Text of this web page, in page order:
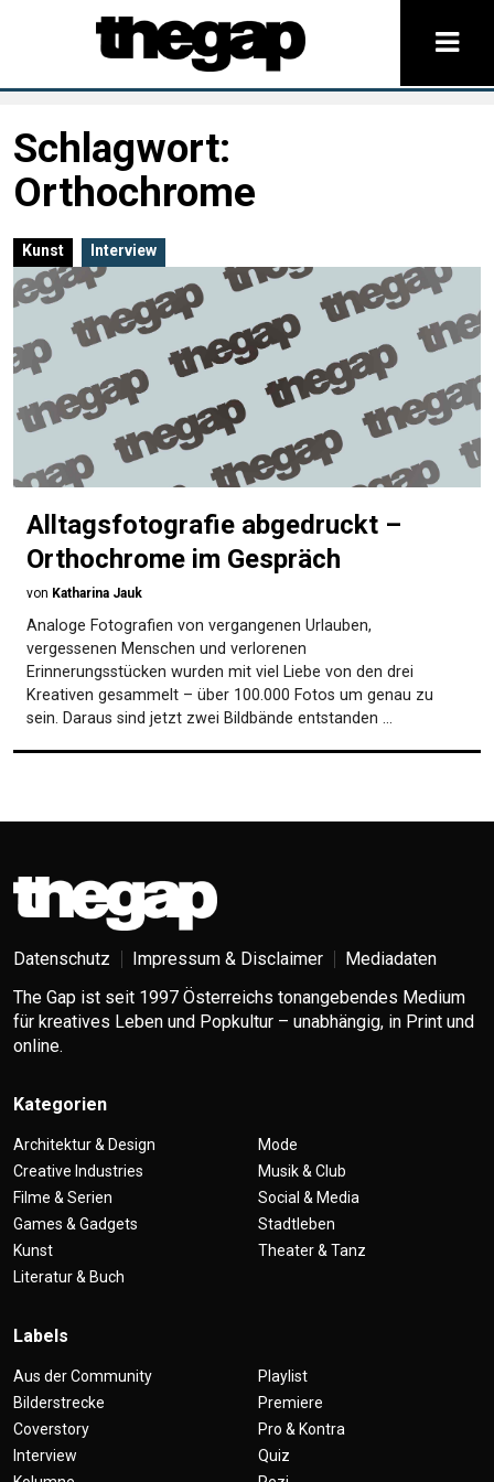
Schlagwort:
Orthochrome
Kunst Interview
Alltagsfotografie abgedruckt –
Orthochrome im Gespräch
von Katharina Jauk
Analoge Fotografien von vergangenen Urlauben,
vergessenen Menschen und verlorenen
Erinnerungsstücken wurden mit viel Liebe von den drei
Kreativen gesammelt – über 100.000 Fotos um genau zu
sein. Daraus sind jetzt zwei Bildbände entstanden …
Datenschutz Impressum & Disclaimer
Mediadaten
The Gap ist seit 1997 Österreichs tonangebendes Medium
für kreatives Leben und Popkultur – unabhängig, in Print und
online.
Kategorien
Architektur & Design
Creative Industries
Filme & Serien
Games & Gadgets
Kunst
Literatur & Buch
Mode
Musik & Club
Social & Media
Stadtleben
Theater & Tanz
Labels
Aus der Community
Bilderstrecke
Coverstory
Interview
Playlist
Premiere
Pro & Kontra
Quiz